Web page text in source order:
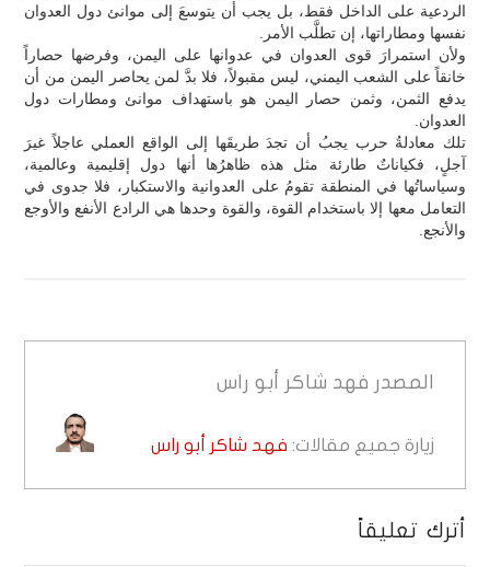
الردعية على الداخل فقط، بل يجب أن يتوسعَ إلى موانئ دول العدوان
نفسها ومطاراتها، إن تطلَّب الأمر.
ولأن استمرارَ قوى العدوان في عدوانها على اليمن، وفرضها حصاراً
خانقاً على الشعب اليمني، ليس مقبولاً، فلا بدَّ لمن يحاصر اليمن من أن
يدفع الثمن، وثمن حصار اليمن هو باستهداف موانئ ومطارات دول
العدوان.
تلك معادلةُ حرب يجبُ أن تجدَ طريقَها إلى الواقع العملي عاجلاً غيرَ
آجلٍ، فكياناتٌ طارئة مثل هذه ظاهرُها أنها دول إقليمية وعالمية،
وسياساتُها في المنطقة تقومُ على العدوانية والاستكبار، فلا جدوى في
التعامل معها إلا باستخدام القوة، والقوة وحدها هي الرادع الأنفع والأوجع
والأنجع.
المصدر فهد شاكر أبو راس
زيارة جميع مقالات: فهد شاكر أبو راس
أترك تعليقاً